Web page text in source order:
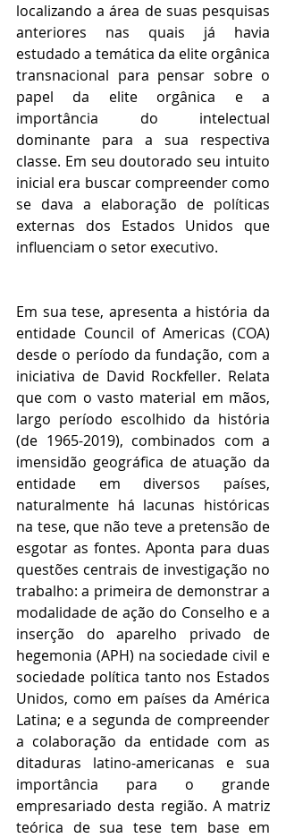
localizando a área de suas pesquisas
anteriores nas quais já havia
estudado a temática da elite orgânica
transnacional para pensar sobre o
papel da elite orgânica e a
importância do intelectual
dominante para a sua respectiva
classe. Em seu doutorado seu intuito
inicial era buscar compreender como
se dava a elaboração de políticas
externas dos Estados Unidos que
influenciam o setor executivo.
Em sua tese, apresenta a história da
entidade Council of Americas (COA)
desde o período da fundação, com a
iniciativa de David Rockfeller. Relata
que com o vasto material em mãos,
largo período escolhido da história
(de 1965-2019), combinados com a
imensidão geográfica de atuação da
entidade em diversos países,
naturalmente há lacunas históricas
na tese, que não teve a pretensão de
esgotar as fontes. Aponta para duas
questões centrais de investigação no
trabalho: a primeira de demonstrar a
modalidade de ação do Conselho e a
inserção do aparelho privado de
hegemonia (APH) na sociedade civil e
sociedade política tanto nos Estados
Unidos, como em países da América
Latina; e a segunda de compreender
a colaboração da entidade com as
ditaduras latino-americanas e sua
importância para o grande
empresariado desta região. A matriz
teórica de sua tese tem base em